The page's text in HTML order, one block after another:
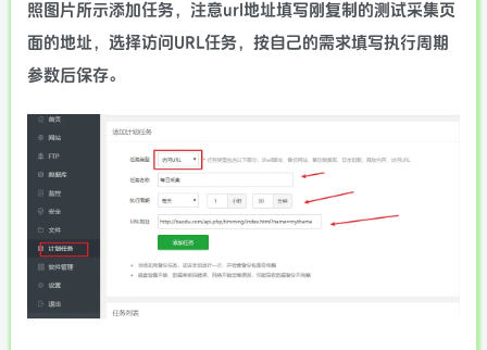
照图片所示添加任务，注意url地址填写刚复制的测试采集页
面的地址，选择访问URL任务，按自己的需求填写执行周期
参数后保存。